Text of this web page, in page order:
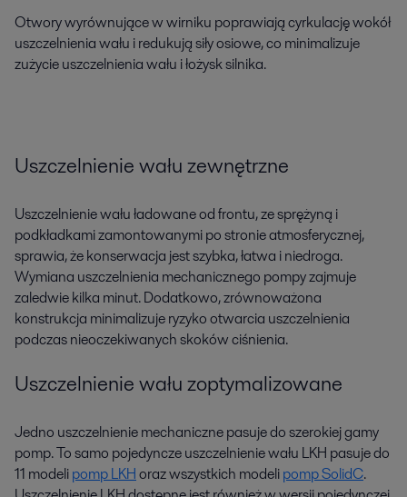
Otwory wyrównujące w wirniku poprawiają cyrkulację wokół
uszczelnienia wału i redukują siły osiowe, co minimalizuje
zużycie uszczelnienia wału i łożysk silnika.
Uszczelnienie wału zewnętrzne
Uszczelnienie wału ładowane od frontu, ze sprężyną i
podkładkami zamontowanymi po stronie atmosferycznej,
sprawia, że konserwacja jest szybka, łatwa i niedroga.
Wymiana uszczelnienia mechanicznego pompy zajmuje
zaledwie kilka minut. Dodatkowo, zrównoważona
konstrukcja minimalizuje ryzyko otwarcia uszczelnienia
podczas nieoczekiwanych skoków ciśnienia.
Uszczelnienie wału zoptymalizowane
Jedno uszczelnienie mechaniczne pasuje do szerokiej gamy
pomp. To samo pojedyncze uszczelnienie wału LKH pasuje do
11 modelipomp LKHoraz wszystkich modelipomp SolidC.